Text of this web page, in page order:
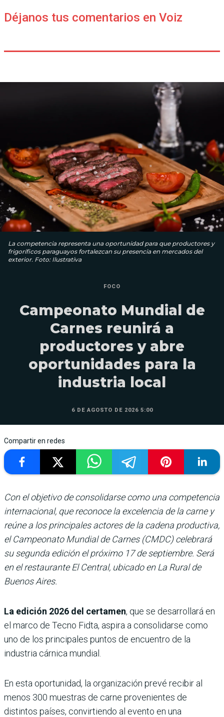
Déjanos tus comentarios en Voiz
La competencia representa una oportunidad para que productores y
frigoríficos paraguayos fortalezcan su presencia en mercados del
exterior. Foto: Ilustrativa
FOCO
Campeonato Mundial de
Carnes reunirá a
productores y abre
oportunidades para la
industria local
6 DE AGOSTO DE 2026 5:00
Compartir en redes
Con el objetivo de consolidarse como una competencia
internacional, que reconoce la excelencia de la carne y
reúne a los principales actores de la cadena productiva,
el Campeonato Mundial de Carnes (CMDC) celebrará
su segunda edición el próximo 17 de septiembre. Será
en el restaurante El Central, ubicado en La Rural de
Buenos Aires.
La edición 2026 del certamen, que se desarrollará en
el marco de Tecno Fidta, aspira a consolidarse como
uno de los principales puntos de encuentro de la
industria cárnica mundial.
En esta oportunidad, la organización prevé recibir al
menos 300 muestras de carne provenientes de
distintos países, convirtiendo al evento en una